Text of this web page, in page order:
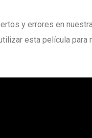
y errores en
esta película para